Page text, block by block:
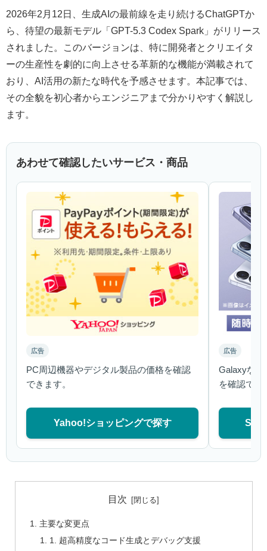
2026年2月12日、生成AIの最前線を走り続けるChatGPTか
ら、待望の最新モデル「GPT-5.3 Codex Spark」がリリース
されました。このバージョンは、特に開発者とクリエイタ
ーの生産性を劇的に向上させる革新的な機能が満載されて
おり、AI活用の新たな時代を予感させます。本記事では、
その全貌を初心者からエンジニアまで分かりやすく解説し
ます。
あわせて確認したいサービス・商品
広告
PC周辺機器やデジタル製品の価格を確認
できます。
Yahoo!ショッピングで探す
広告
Galaxyなど
を確認でき
目次
主要な変更点
1. 超高精度なコード生成とデバッグ支援